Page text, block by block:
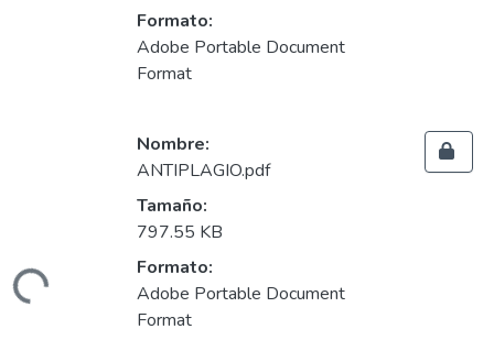
Formato:
Adobe Portable Document
Format
Nombre:
ANTIPLAGIO.pdf
Tamaño:
797.55 KB
Formato:
Adobe Portable Document
Format